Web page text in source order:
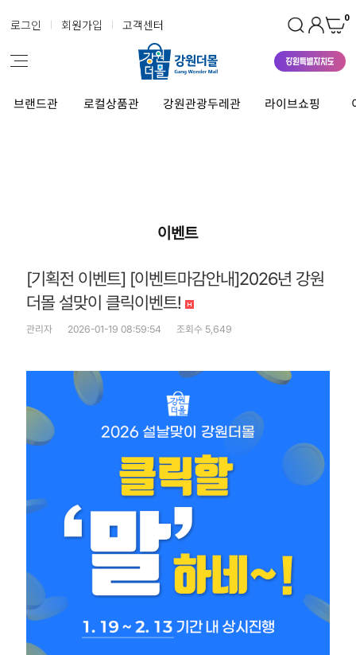
로그인 회원가입 고객센터 0
브랜드관 로컬상품관 강원관광두레관 라이브쇼핑
이벤트
[기획전 이벤트] [이벤트마감안내]2026년 강원
더몰 설맞이 클릭이벤트!
관리자 2026-01-19 08:59:54 조회수 5,649